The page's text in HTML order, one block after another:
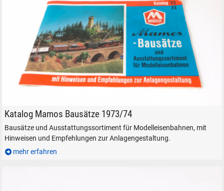
Mamos Bausätze Katalog 1973 1974 Auhagen DDR Modellbahn
Katalog Mamos Bausätze 1973/74
Bausätze und Ausstattungssortiment für Modelleisenbahnen, mit
Hinweisen und Empfehlungen zur Anlagengestaltung.
mehr erfahren